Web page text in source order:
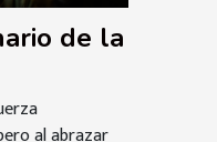
de la
al abrazar